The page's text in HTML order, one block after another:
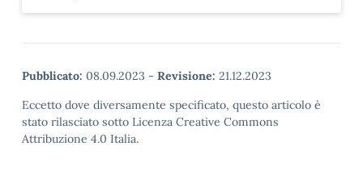
Pubblicato: 08.09.2023 - Revisione: 21.12.2023
Eccetto dove diversamente specificato, questo articolo è
stato rilasciato sotto Licenza Creative Commons
Attribuzione 4.0 Italia.